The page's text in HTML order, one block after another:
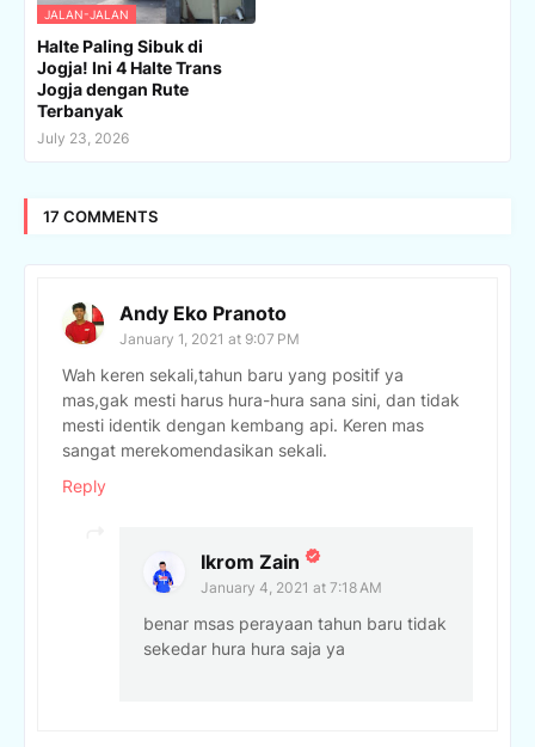
JALAN-JALAN
Halte Paling Sibuk di
Jogja! Ini 4 Halte Trans
Jogja dengan Rute
Terbanyak
July 23, 2026
17 COMMENTS
Andy Eko Pranoto
January 1, 2021 at 9:07 PM
Wah keren sekali,tahun baru yang positif ya
mas,gak mesti harus hura-hura sana sini, dan tidak
mesti identik dengan kembang api. Keren mas
sangat merekomendasikan sekali.
Reply
Ikrom Zain
January 4, 2021 at 7:18 AM
benar msas perayaan tahun baru tidak
sekedar hura hura saja ya